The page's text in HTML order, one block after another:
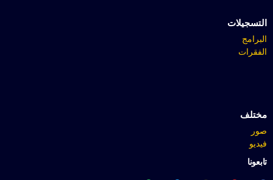
التسجيلات
البرامج
الفقرات
مختلف
صور
فيديو
تابعونا